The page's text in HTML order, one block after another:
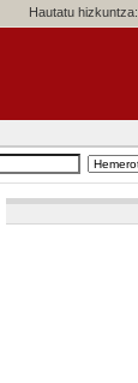
Hautatu hizkuntza: